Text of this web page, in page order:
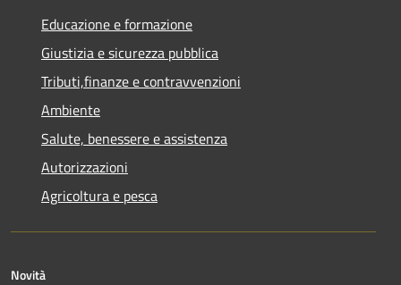
Educazione e formazione
Giustizia e sicurezza pubblica
Tributi,finanze e contravvenzioni
Ambiente
Salute, benessere e assistenza
Autorizzazioni
Agricoltura e pesca
Novità